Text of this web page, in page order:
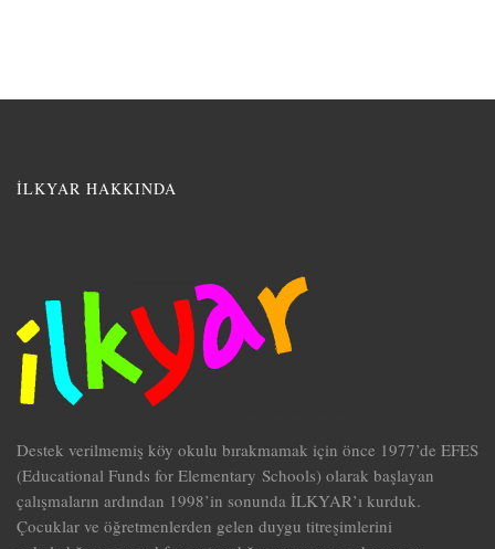
İLKYAR HAKKINDA
Destek verilmemiş köy okulu bırakmamak için önce 1977’de EFES
(Educational Funds for Elementary Schools) olarak başlayan
çalışmaların ardından 1998’in sonunda İLKYAR’ı kurduk.
Çocuklar ve öğretmenlerden gelen duygu titreşimlerini